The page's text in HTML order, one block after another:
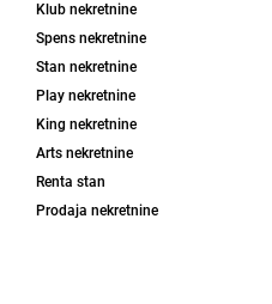
Klub nekretnine
Spens nekretnine
Stan nekretnine
Play nekretnine
King nekretnine
Arts nekretnine
Renta stan
Prodaja nekretnine